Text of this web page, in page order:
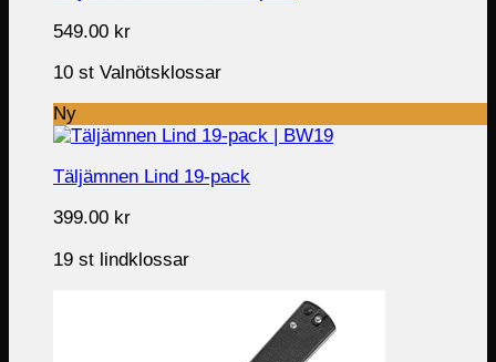
549.00 kr
10 st Valnötsklossar
Ny
Täljämnen Lind 19-pack
399.00 kr
19 st lindklossar